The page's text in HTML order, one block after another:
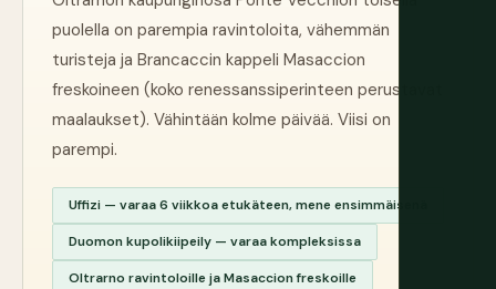
puolella on parempia ravintoloita, vähemmän
turisteja ja Brancaccin kappeli Masaccion
freskoineen (koko renessanssiperinteen perustavat
maalaukset). Vähintään kolme päivää. Viisi on
parempi.
Uffizi — varaa 6 viikkoa etukäteen, mene ensimmäisenä
Duomon kupolikiipeily — varaa kompleksissa
Oltrarno ravintoloille ja Masaccion freskoille